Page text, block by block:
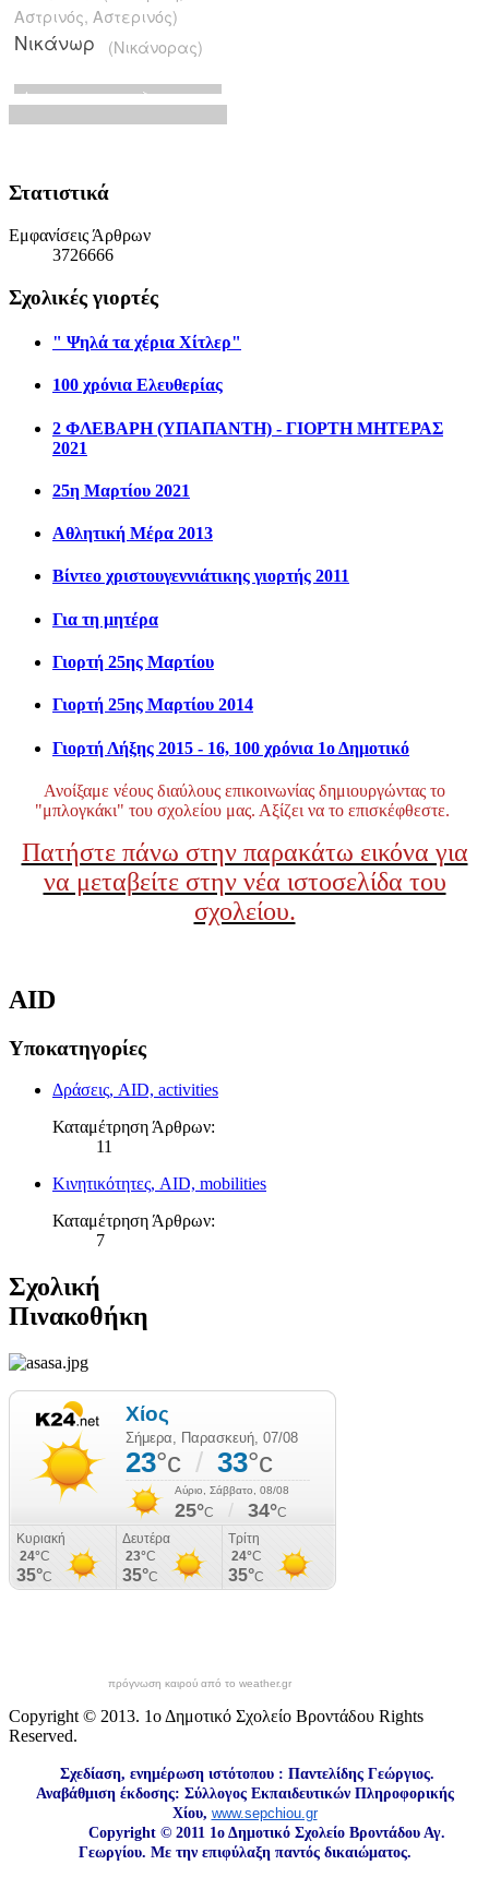
Στατιστικά
Εμφανίσεις Άρθρων
3726666
Σχολικές γιορτές
" Ψηλά τα χέρια Χίτλερ"
100 χρόνια Ελευθερίας
2 ΦΛΕΒΑΡΗ (ΥΠΑΠΑΝΤΗ) - ΓΙΟΡΤΗ ΜΗΤΕΡΑΣ
2021
25η Μαρτίου 2021
Αθλητική Μέρα 2013
Βίντεο χριστουγεννιάτικης γιορτής 2011
Για τη μητέρα
Γιορτή 25ης Μαρτίου
Γιορτή 25ης Μαρτίου 2014
Γιορτή Λήξης 2015 - 16, 100 χρόνια 1ο Δημοτικό
Ανοίξαμε νέους διαύλους επικοινωνίας δημιουργώντας το
"μπλογκάκι" του σχολείου μας. Αξίζει να το επισκέφθεστε.
Πατήστε πάνω στην παρακάτω εικόνα για
να μεταβείτε στην νέα ιστοσελίδα του
σχολείου.
AID
Υποκατηγορίες
Δράσεις, AID, activities
Καταμέτρηση Άρθρων:
11
Κινητικότητες, AID, mobilities
Καταμέτρηση Άρθρων:
7
Σχολική
Πινακοθήκη
πρόγνωση καιρού από το weather.gr
Copyright © 2013. 1ο Δημοτικό Σχολείο Βροντάδου Rights
Reserved.
Σχεδίαση, ενημέρωση ιστότοπου : Παντελίδης Γεώργιος.
Αναβάθμιση έκδοσης: Σύλλογος Εκπαιδευτικών Πληροφορικής
Χίου, www.sepchiou.gr
Copyright © 2011 1ο Δημοτικό Σχολείο Βροντάδου Αγ.
Γεωργίου. Με την επιφύλαξη παντός δικαιώματος.